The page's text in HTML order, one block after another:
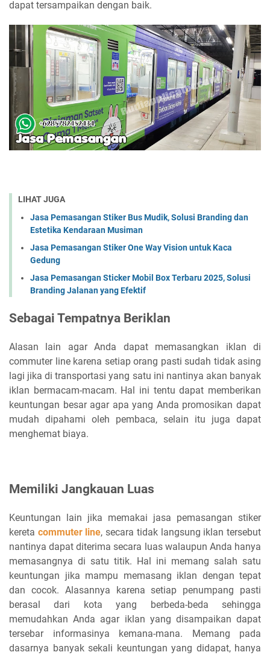
dapat tersampaikan dengan baik.
LIHAT JUGA
Jasa Pemasangan Stiker Bus Mudik, Solusi Branding dan
Estetika Kendaraan Musiman
Jasa Pemasangan Stiker One Way Vision untuk Kaca
Gedung
Jasa Pemasangan Sticker Mobil Box Terbaru 2025, Solusi
Branding Jalanan yang Efektif
Sebagai Tempatnya Beriklan
Alasan lain agar Anda dapat memasangkan iklan di
commuter line karena setiap orang pasti sudah tidak asing
lagi jika di transportasi yang satu ini nantinya akan banyak
iklan bermacam-macam. Hal ini tentu dapat memberikan
keuntungan besar agar apa yang Anda promosikan dapat
mudah dipahami oleh pembaca, selain itu juga dapat
menghemat biaya.
Memiliki Jangkauan Luas
Keuntungan lain jika memakai jasa pemasangan stiker
kereta commuter line, secara tidak langsung iklan tersebut
nantinya dapat diterima secara luas walaupun Anda hanya
memasangnya di satu titik. Hal ini memang salah satu
keuntungan jika mampu memasang iklan dengan tepat
dan cocok. Alasannya karena setiap penumpang pasti
berasal dari kota yang berbeda-beda sehingga
memudahkan Anda agar iklan yang disampaikan dapat
tersebar informasinya kemana-mana. Memang pada
dasarnya banyak sekali keuntungan yang didapat, hanya